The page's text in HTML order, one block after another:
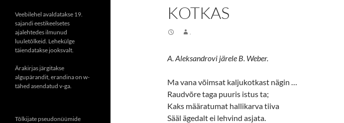
KOTKAS
.
A. Aleksandrovi järele B. Weber.
Ma vana võimsat kaljukotkast nägin …
Raudvõre taga puuris istus ta;
Kaks määratumat hallikarva tiiva
Sääl ägedalt ei lehvind asjata.
Veebilehel avaldatakse 19.
sajandi eestikeelsetes
ajalehtedes ilmunud
luuletõlkeid. Lehekülge
täiendatakse jooksvalt.
Ärakirjas järgitakse
algupärandit, erandina on w-
tähed asendatud v-ga.
Tõlkijate pseudonüümide